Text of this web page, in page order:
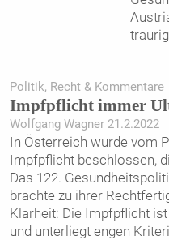
Politik, Recht & Kommentare
Impfpflicht immer
Wolfgang Wagner 21.2.2022
In Österreich wurde vom
Impfpflicht beschlossen,
Das 122.
brachte zu ihrer
Klarheit: Die Impfpflicht
und unterliegt engen